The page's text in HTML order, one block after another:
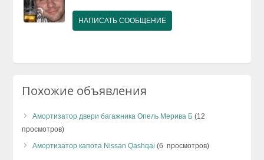
НАПИСАТЬ СООБЩЕНИЕ
Похожие объявления
Амортизатор двери багажника Опель Мерива Б (12
просмотров)
Амортизатор капота Nissan Qashqai (6 просмотров)